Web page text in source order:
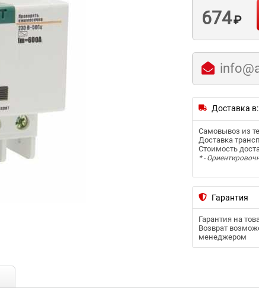
674₽
Доставка в:
Самовывоз из
Доставка
Стоимость
* -
Гарантия
Гарантия на
Возврат
менеджером